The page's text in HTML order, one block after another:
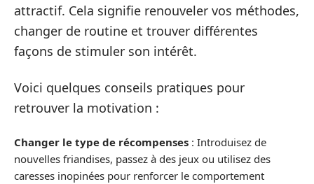
attractif. Cela signifie renouveler vos méthodes,
changer de routine et trouver différentes
façons de stimuler son intérêt.
Voici quelques conseils pratiques pour
retrouver la motivation :
Changer le type de récompenses : Introduisez de
nouvelles friandises, passez à des jeux ou utilisez des
caresses inopinées pour renforcer le comportement